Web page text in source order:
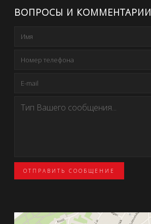
ВОПРОСЫ И КОММЕНТАРИИ
ОТПРАВИТЬ СООБЩЕНИЕ